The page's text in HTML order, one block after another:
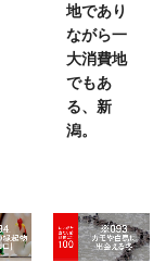
地であり
ながら一
大消費地
でもあ
る、新
潟。